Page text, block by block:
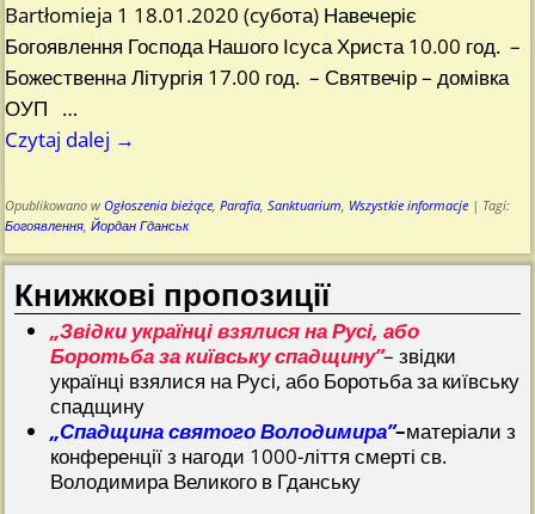
Bartłomieja 1 18.01.2020 (cубота) Навечеріє
Богоявлення Господа Нашого Ісуса Христа 10.00 год. –
Божественнa Літургія 17.00 год. – Святвечір – домівка
ОУП …
Czytaj dalej →
Opublikowano w Ogłoszenia bieżące,Parafia,Sanktuarium, Wszystkie informacje | Tagi:
Богоявлення,Йордан Гданськ
Книжкові пропозиції
„Звідки українці взялися на Русі, або
Боротьба за київську спадщину”– звідки
українці взялися на Русі, або Боротьба за київську
спадщину
„Спадщина святого Володимира”–матеріали з
конференції з нагоди 1000-ліття смерті св.
Володимира Великого в Гданську